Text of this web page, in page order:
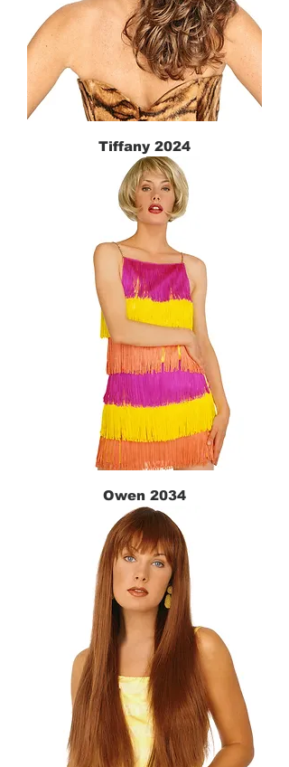
Tiffany 2024
Owen 2034